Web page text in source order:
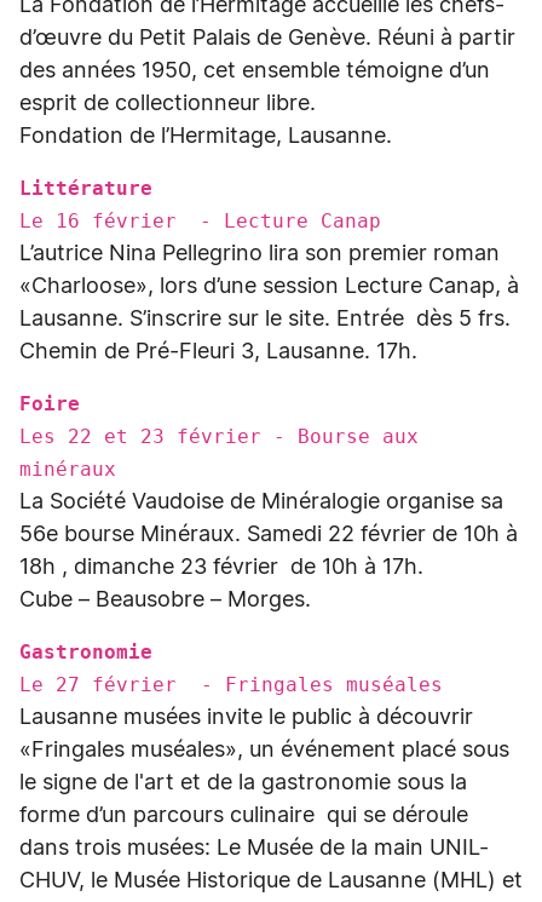
La Fondation de l’Hermitage accueille les chefs-
d’œuvre du Petit Palais de Genève. Réuni à partir
des années 1950, cet ensemble témoigne d’un
esprit de collectionneur libre.
Fondation de l’Hermitage, Lausanne.
Littérature
Le 16 février - Lecture Canap
L’autrice Nina Pellegrino lira son premier roman
«Charloose», lors d’une session Lecture Canap, à
Lausanne. S’inscrire sur le site. Entrée dès 5 frs.
Chemin de Pré-Fleuri 3, Lausanne. 17h.
Foire
Les 22 et 23 février - Bourse aux
minéraux
La Société Vaudoise de Minéralogie organise sa
56e bourse Minéraux. Samedi 22 février de 10h à
18h , dimanche 23 février de 10h à 17h.
Cube – Beausobre – Morges.
Gastronomie
Le 27 février - Fringales muséales
Lausanne musées invite le public à découvrir
«Fringales muséales», un événement placé sous
le signe de l'art et de la gastronomie sous la
forme d’un parcours culinaire qui se déroule
dans trois musées: Le Musée de la main UNIL-
CHUV, le Musée Historique de Lausanne (MHL) et